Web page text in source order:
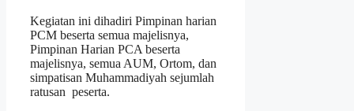
Kegiatan ini dihadiri Pimpinan harian
PCM beserta semua majelisnya,
Pimpinan Harian PCA beserta
majelisnya, semua AUM, Ortom, dan
simpatisan Muhammadiyah sejumlah
ratusan peserta.